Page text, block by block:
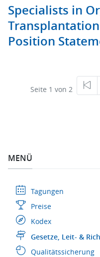
Specialists in
Transplantation
Position
Seite 1 von 2
MENÜ
Tagungen
Preise
Kodex
Gesetze, Leit- &
Qualitätssicherung